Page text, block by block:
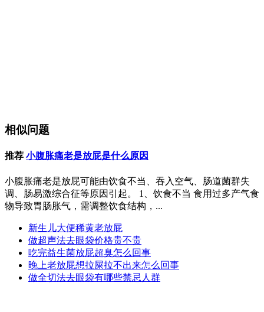
相似问题
推荐 小腹胀痛老是放屁是什么原因
小腹胀痛老是放屁可能由饮食不当、吞入空气、肠道菌群失
调、肠易激综合征等原因引起。 1、饮食不当 食用过多产气食
物导致胃肠胀气，需调整饮食结构，...
新生儿大便稀黄老放屁
做超声法去眼袋价格贵不贵
吃完益生菌放屁超臭怎么回事
晚上老放屁想拉屎拉不出来怎么回事
做全切法去眼袋有哪些禁忌人群